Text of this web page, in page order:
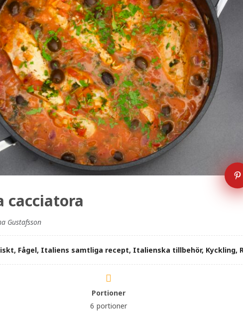
cacciatora
Gustafsson
Fågel, Italiens samtliga recept, Italienska tillbehör, Kyckling,
Portioner
6 portioner